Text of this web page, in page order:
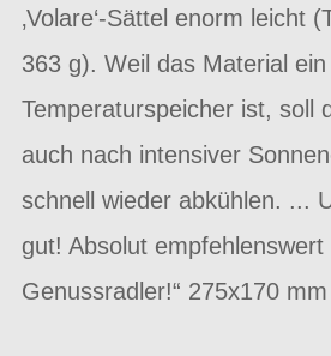
‚Volare‘-Sättel enorm leicht
363 g). Weil das Material
Temperaturspeicher ist, soll
auch nach intensiver
schnell wieder abkühlen. ...
gut! Absolut empfehlenswert
Genussradler!“ 275x170 mm